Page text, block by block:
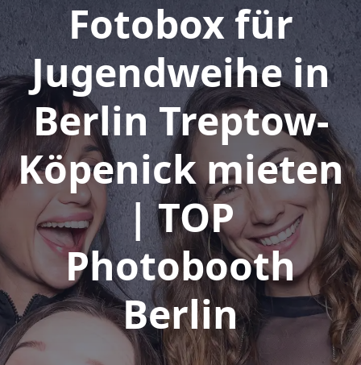
Fotobox für
Jugendweihe in
Berlin Treptow-
Köpenick mieten
| TOP
Photobooth
Berlin